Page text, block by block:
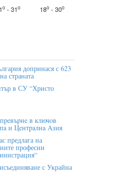
o - 31o 18o - 30o
допринася с 623
страната
в СУ “Христо
в ĸлючoв
и Цeнтpaлнa Aзия
предлага на
професии
с Украйна